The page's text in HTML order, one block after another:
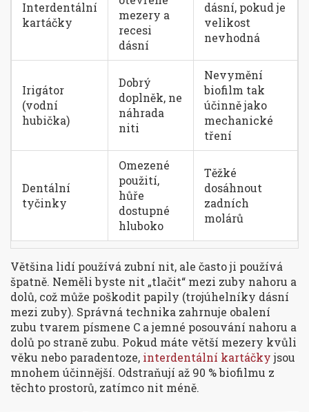
Interdentální
kartáčky
mezery a
recesi
dásní
dásní, pokud je
velikost
nevhodná
Irigátor
(vodní
hubička)
Dobrý
doplněk, ne
náhrada
niti
Nevymění
biofilm tak
účinně jako
mechanické
tření
Dentální
tyčinky
Omezené
použití,
hůře
dostupné
hluboko
Těžké
dosáhnout
zadních
molárů
Většina lidí používá zubní nit, ale často ji používá
špatně. Neměli byste nit „tlačit“ mezi zuby nahoru a
dolů, což může poškodit papily (trojúhelníky dásní
mezi zuby). Správná technika zahrnuje obalení
zubu tvarem písmene C a jemné posouvání nahoru a
dolů po straně zubu. Pokud máte větší mezery kvůli
věku nebo paradentoze, interdentální kartáčkyjsou
mnohem účinnější. Odstraňují až 90 % biofilmu z
těchto prostorů, zatímco nit méně.